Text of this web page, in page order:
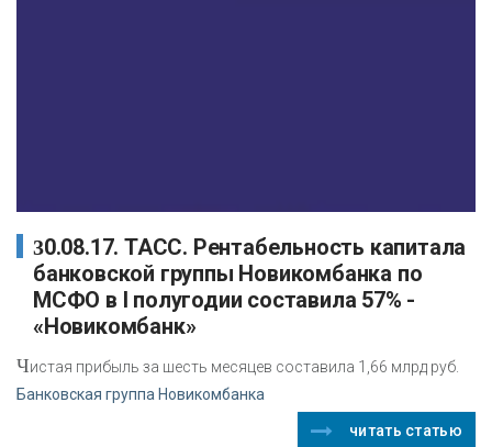
30.08.17. ТАСС. Рентабельность капитала
банковской группы Новикомбанка по
МСФО в I полугодии составила 57% -
«Новикомбанк»
Чистая прибыль за шесть месяцев составила 1,66 млрд руб.
Банковская группа Новикомбанка
читать статью